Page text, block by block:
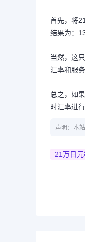
首先，将
结果为：
当然，这
汇率和服
总之，如
时汇率进
声明：本
21万日